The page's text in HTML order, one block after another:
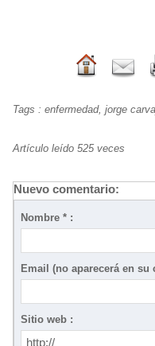
Tags : enfermedad, jorge
Artículo leído 525 veces
Nuevo comentario:
Nombre * :
Email (no aparecerá en su
Sitio web :